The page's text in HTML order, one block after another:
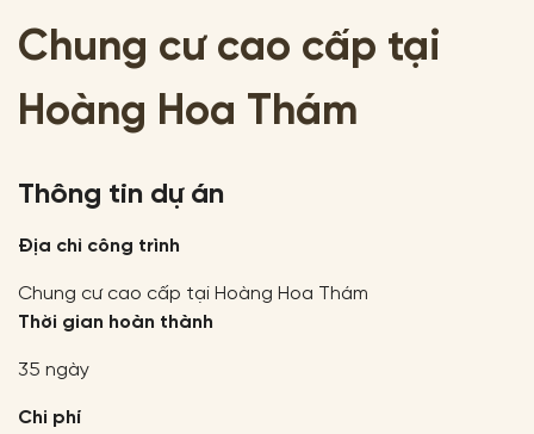
Chung cư cao cấp tại
Hoàng Hoa Thám
Thông tin dự án
Địa chỉ công trình
Chung cư cao cấp tại Hoàng Hoa Thám
Thời gian hoàn thành
35 ngày
Chi phí